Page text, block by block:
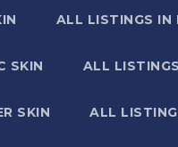
ALL LISTINGS IN
SKIN ALL
SKIN ALL